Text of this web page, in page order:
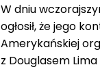
W dniu
ogłosił, że jego
Amerykańskiej
z Douglasem